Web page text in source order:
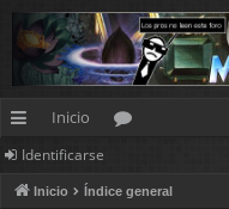
nl
ac
Inicio
os
Identificarse
Inicio Índice general